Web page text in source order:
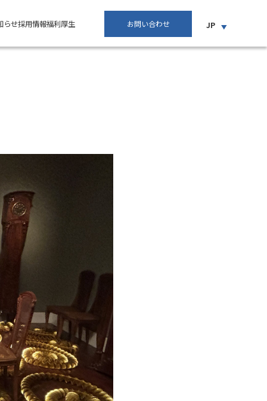
らせ採用情報福利厚生 お問い合わせ